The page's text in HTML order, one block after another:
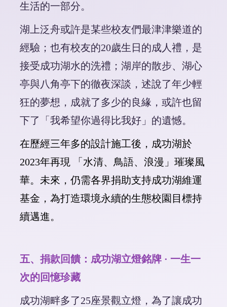
生活的一部分。
湖上泛舟或許是某些校友們最津津樂道的
經驗；也有校友的20歲生日的成人禮，是
接受成功湖水的洗禮；湖岸的散步、湖心
亭與八角亭下的徹夜深談，述說了年少輕
狂的夢想，成就了多少的良緣，或許也留
下了「我希望你過得比我好」的遺憾。
在歷經三年多的設計施工後，成功湖於
2023年再現 「水清、鳥語、浪漫」璀璨風
華。未來，仍需各界捐助支持成功湖維運
基金，為打造環境永續的生態校園目標持
續邁進。
五、捐款回饋：成功湖立燈銘牌 · 一生一
次的回憶珍藏
成功湖畔多了25座景觀立燈，為了讓成功